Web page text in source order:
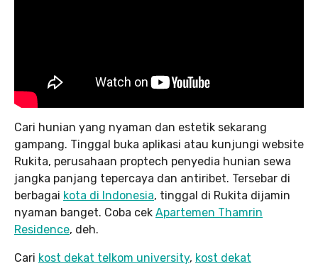
Cari hunian yang nyaman dan estetik sekarang
gampang. Tinggal buka aplikasi atau kunjungi website
Rukita, perusahaan proptech penyedia hunian sewa
jangka panjang tepercaya dan antiribet. Tersebar di
berbagai kota di Indonesia, tinggal di Rukita dijamin
nyaman banget. Coba cek Apartemen Thamrin
Residence, deh.
Cari kost dekat telkom university, kost dekat